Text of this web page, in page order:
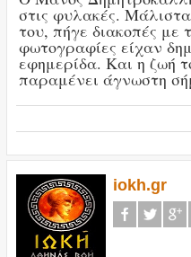
στις φυλακές.
του, πήγε διακοπές με
φωτογραφίες είχαν
εφημερίδα. Και η ζωή
παραμένει άγνωστη
iokh.gr